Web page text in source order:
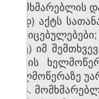
მომხმარებლის
დ) აქტს
მტკიცებულებები;
ე) იმ
აქტის
ხელმოწერაზე
4.